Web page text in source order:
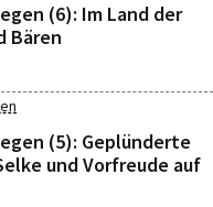
(6): Im Land der
Bären
(5): Geplünderte
und Vorfreude auf